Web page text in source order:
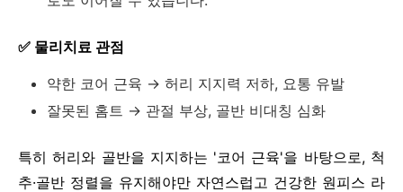
✅ 물리치료 관점
약한 코어 근육 → 허리 지지력 저하, 요통 유발
잘못된 홈트 → 관절 부상, 골반 비대칭 심화
특히 허리와 골반을 지지하는 '코어 근육'을 바탕으로, 척
추·골반 정렬을 유지해야만 자연스럽고 건강한 원피스 라